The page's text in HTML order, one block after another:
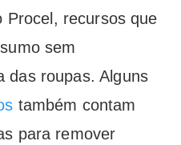
Procel, recursos que
sem
das roupas. Alguns
também contam
para remover